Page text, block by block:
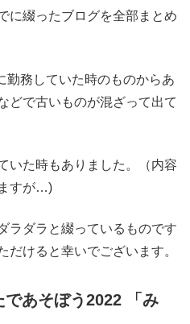
に綴ったブログを全部まとめ
勤務していた時のものからあ
どで古いものが混ざって出て
いた時もありました。（内容
すが…)
ラダラと綴っているものです
だけると幸いでございます。
あそぼう2022 「み